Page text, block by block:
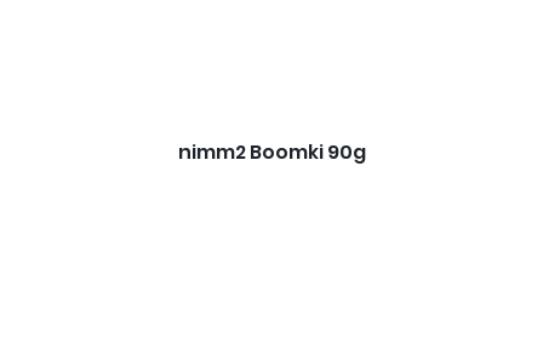
nimm2 Boomki 90g